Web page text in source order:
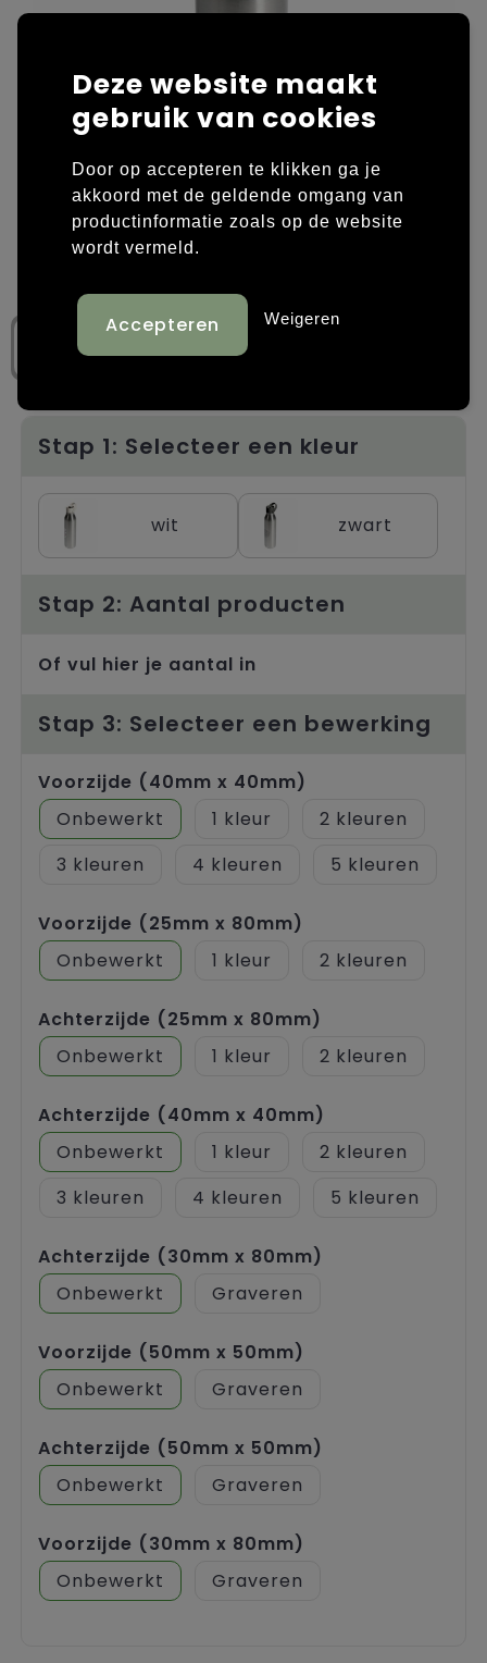
Overige tassen
Papieren tassen
Promotietassen
Reistassen
Rugzakken
Schoudertassen
Tassen voor sport
Trolleys
Polo's
Sweaters bedrukken
T-shirts bedrukken
Vesten bedrukken
Schoenen bedrukken
Stap 1: Selecteer een kleur
wit zwart
Stap 2: Aantal producten
Of vul hier je aantal in
Stap 3: Selecteer een bewerking
Voorzijde (40mm x 40mm)
Onbewerkt
1
2
3
4 5
Voorzijde (25mm x 80mm)
Onbewerkt
1 2
Achterzijde (25mm x 80mm)
Onbewerkt
1 2
Achterzijde (40mm x 40mm)
Onbewerkt
1
2
3
4 5
Achterzijde (30mm x 80mm)
Onbewerkt
Graveren
Voorzijde (50mm x 50mm)
Onbewerkt
Graveren
Achterzijde (50mm x 50mm)
Onbewerkt
Graveren
Voorzijde (30mm x 80mm)
Onbewerkt
Graveren
Deze website maakt
gebruik van cookies
Door op accepteren te klikken ga je
akkoord met de geldende omgang van
productinformatie zoals op de website
wordt vermeld.
Weigeren